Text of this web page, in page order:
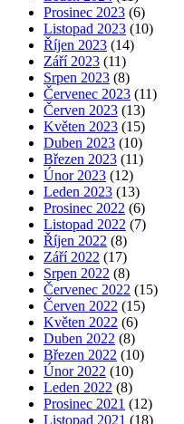
Prosinec 2023 (6)
Listopad 2023 (10)
Říjen 2023 (14)
Září 2023 (11)
Srpen 2023 (8)
Červenec 2023 (11)
Červen 2023 (13)
Květen 2023 (15)
Duben 2023 (10)
Březen 2023 (11)
Únor 2023 (12)
Leden 2023 (13)
Prosinec 2022 (6)
Listopad 2022 (7)
Říjen 2022 (8)
Září 2022 (17)
Srpen 2022 (8)
Červenec 2022 (15)
Červen 2022 (15)
Květen 2022 (6)
Duben 2022 (8)
Březen 2022 (10)
Únor 2022 (10)
Leden 2022 (8)
Prosinec 2021 (12)
Listopad 2021 (18)